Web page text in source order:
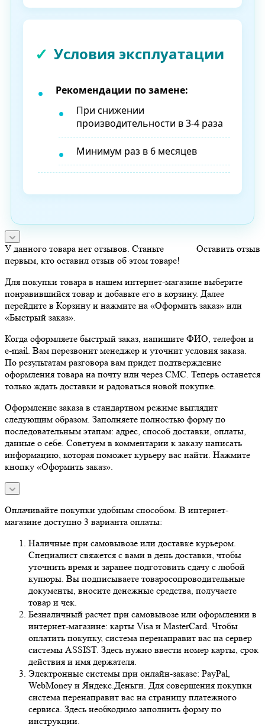
Условия эксплуатации
Рекомендации по замене:
При снижении
производительности в 3-4 раза
Минимум раз в 6 месяцев
Оставить отзыв
У данного товара нет отзывов. Станьте
первым, кто оставил отзыв об этом товаре!
Для покупки товара в нашем интернет-магазине выберите
понравившийся товар и добавьте его в корзину. Далее
перейдите в Корзину и нажмите на «Оформить заказ» или
«Быстрый заказ».
Когда оформляете быстрый заказ, напишите ФИО, телефон и
e-mail. Вам перезвонит менеджер и уточнит условия заказа.
По результатам разговора вам придет подтверждение
оформления товара на почту или через СМС. Теперь останется
только ждать доставки и радоваться новой покупке.
Оформление заказа в стандартном режиме выглядит
следующим образом. Заполняете полностью форму по
последовательным этапам: адрес, способ доставки, оплаты,
данные о себе. Советуем в комментарии к заказу написать
информацию, которая поможет курьеру вас найти. Нажмите
кнопку «Оформить заказ».
Оплачивайте покупки удобным способом. В интернет-
магазине доступно 3 варианта оплаты:
Наличные при самовывозе или доставке курьером.
Специалист свяжется с вами в день доставки, чтобы
уточнить время и заранее подготовить сдачу с любой
купюры. Вы подписываете товаросопроводительные
документы, вносите денежные средства, получаете
товар и чек.
Безналичный расчет при самовывозе или оформлении в
интернет-магазине: карты Visa и MasterCard. Чтобы
оплатить покупку, система перенаправит вас на сервер
системы ASSIST. Здесь нужно ввести номер карты, срок
действия и имя держателя.
Электронные системы при онлайн-заказе: PayPal,
WebMoney и Яндекс.Деньги. Для совершения покупки
система перенаправит вас на страницу платежного
сервиса. Здесь необходимо заполнить форму по
инструкции.